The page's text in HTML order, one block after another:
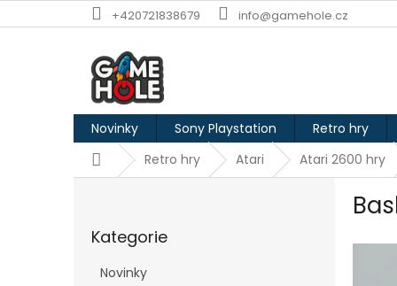
na
+420721838679 info@gamehole.cz
Novinky Sony Playstation Retro hry
DomůRetro hry Atari Atari 2600 hry
kategorie
Kategorie
Novinky